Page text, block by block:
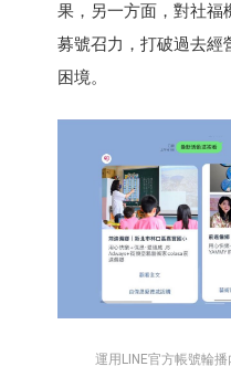
果，另一方面，對社福
募號召力，打破過去經
困境。
運用LINE官方帳號輪